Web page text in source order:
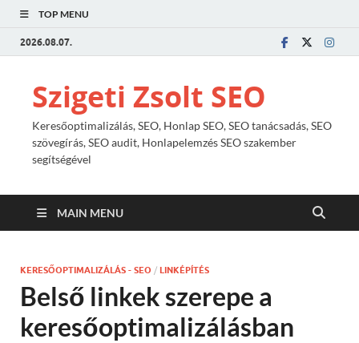
TOP MENU
2026.08.07.
Szigeti Zsolt SEO
Keresőoptimalizálás, SEO, Honlap SEO, SEO tanácsadás, SEO
szövegírás, SEO audit, Honlapelemzés SEO szakember
segítségével
MAIN MENU
KERESŐOPTIMALIZÁLÁS - SEO / LINKÉPÍTÉS
Belső linkek szerepe a
keresőoptimalizálásban